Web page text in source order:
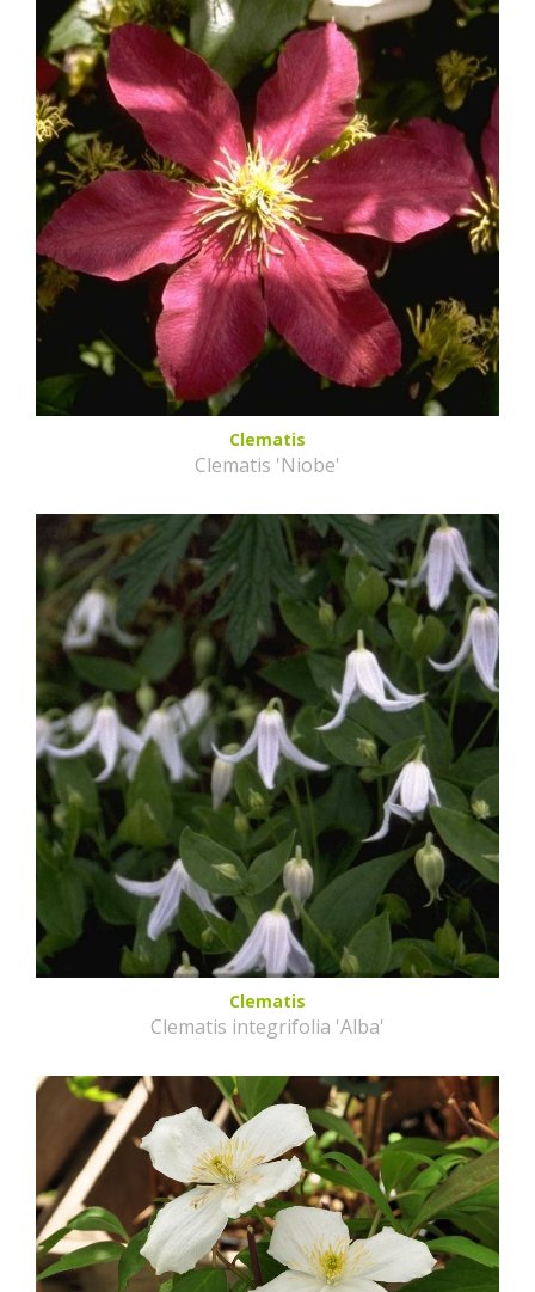
Clematis
Clematis 'Niobe'
Clematis
Clematis integrifolia 'Alba'